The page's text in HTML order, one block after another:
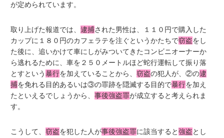
が定められています。
取り上げた報道では、逮捕された男性は、１１０円で購入した
カップに１８０円のカフェラテを注ぐというかたちで窃盗をし
た後に、追いかけて車にしがみついてきたコンビニオーナーか
ら逃れるために、車を２５０メートルほど蛇行運転して振り落
とすという暴行を加えていることから、窃盗の犯人が、②の逮
捕を免れる目的あるいは③の罪跡を隠滅する目的で暴行を加え
たといえるでしょうから、事後強盗罪が成立すると考えられま
す。
こうして、窃盗を犯した人が事後強盗罪に該当すると強盗とし